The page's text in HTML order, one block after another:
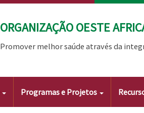
ORGANIZAÇÃO OESTE
Promover melhor saúde através da
Programas e Projetos